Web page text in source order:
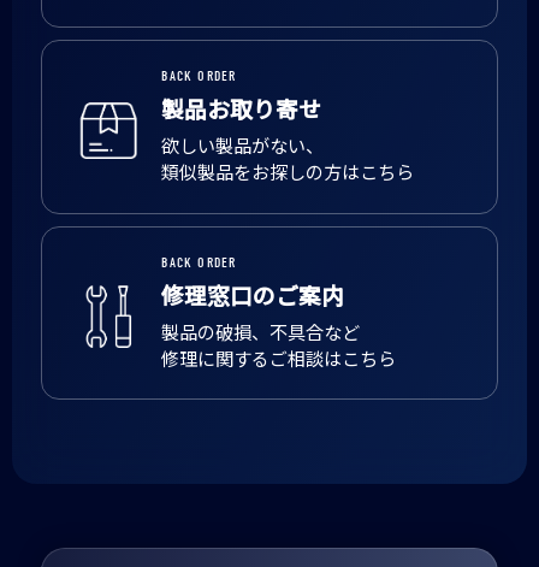
BACK ORDER
製品お取り寄せ
欲しい製品がない、
類似製品をお探しの方はこちら
BACK ORDER
修理窓口のご案内
製品の破損、不具合など
修理に関するご相談はこちら